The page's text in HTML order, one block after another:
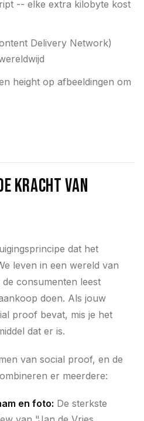
-- elke extra kilobyte kost
Delivery Network)
height op afbeeldingen om
kracht van
dat het
leven in een wereld van
consumenten leest
doen. Als jouw
proof bevat, mis je het
dat er is.
van social proof, en de
er meerdere:
en foto: De sterkste